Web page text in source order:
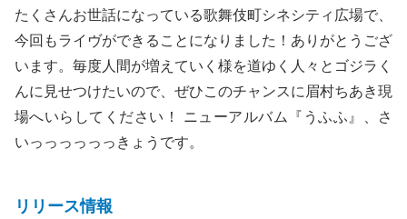
たくさんお世話になっている歌舞伎町シネシティ広場で、
今回もライヴができることになりました！ありがとうござ
います。毎度⼈間が増えていく様を道ゆく⼈々とゴジラく
んに⾒せつけたいので、ぜひこのチャンスに眉村ちあき現
場へいらしてください！ ニューアルバム『うふふ』、さ
いっっっっっっきょうです。
リリース情報